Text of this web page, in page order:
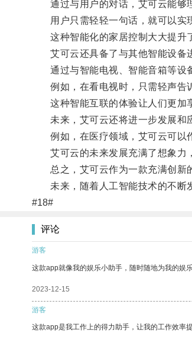
通过与用户的对话，艾可云能够
用户只需轻轻一句话，就可以实现
这种智能化的家居控制大大提升了
艾可云还具备了与其他智能设备
通过与智能电视、智能音箱等设备
例如，在看电视时，只需轻声告诉
这种智能互联的体验让人们更加
未来，艾可云还将进一步发展和
例如，在医疗领域，艾可云可以作
艾可云的未来发展充满了想象力，
总之，艾可云作为一款充满创新的
未来，随着人工智能技术的不断发
#18#
评论
游客
这款app就像我的娱乐小助手，随时随地为我的娱乐
2023-12-15
游客
这款app是我工作上的得力助手，让我的工作效率